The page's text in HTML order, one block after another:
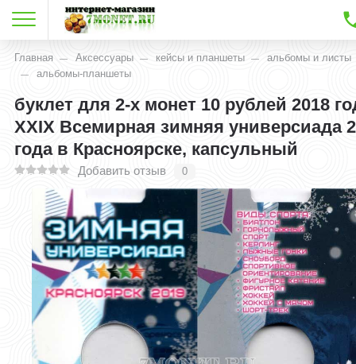
Главная Аксессуары кейсы и планшеты
альбомы и листы
альбомы-планшеты
буклет для 2-х монет 10 рублей 2018
XXIX Всемирная зимняя универсиада
года в Красноярске, капсульный
Добавить отзыв 0